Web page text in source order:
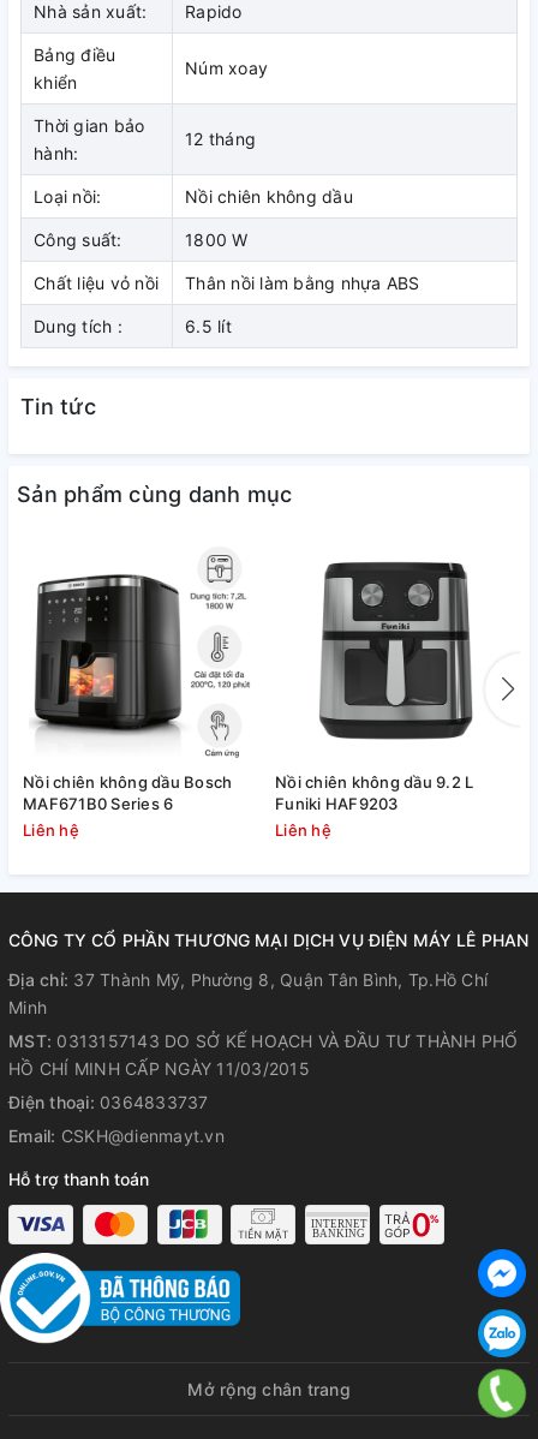
+ Nồi chiên không dầu Rapido RAF-6.5M2 sử dụng cảm biến
nhiệt độ và thời gian, điều khiển cơ với hai nút xoay điều
chỉnh nhiệt độ và thời gian. Bạn có thể điều chỉnh nhiệt độ và
thời gian nướng bằng các núm vặn xoáy. Nồi sẽ cảm biến
nhiệt độ, thời gian đã được cài đặt và tự động ngắt giúp đồ
+ Công nghệ inverter tiên tiến của Rapido giúp tiết kiệm điện
Nhà sản xuất: Rapido
Bảng điều
khiển
Núm xoay
Thời gian bảo
hành:
12 tháng
Loại nồi: Nồi chiên không dầu
Công suất: 1800 W
Chất liệu vỏ nồi Thân nồi làm bằng nhựa ABS
Dung tích : 6.5 lít
Tin tức
Sản phẩm cùng danh mục
Nồi chiên không dầu Bosch
MAF671B0 Series 6
Liên hệ
Nồi chiên không dầu 9.2 L
Funiki HAF9203
Liên hệ
CÔNG TY CỔ PHẦN THƯƠNG MẠI DỊCH VỤ ĐIỆN MÁY LÊ PHAN
Địa chỉ: 37 Thành Mỹ, Phường 8, Quận Tân Bình, Tp.Hồ Chí
Minh
MST: 0313157143 DO SỞ KẾ HOẠCH VÀ ĐẦU TƯ THÀNH PHỐ
HỒ CHÍ MINH CẤP NGÀY 11/03/2015
Điện thoại: 0364833737
Email: CSKH@dienmayt.vn
Hỗ trợ thanh toán
Mở rộng chân trang